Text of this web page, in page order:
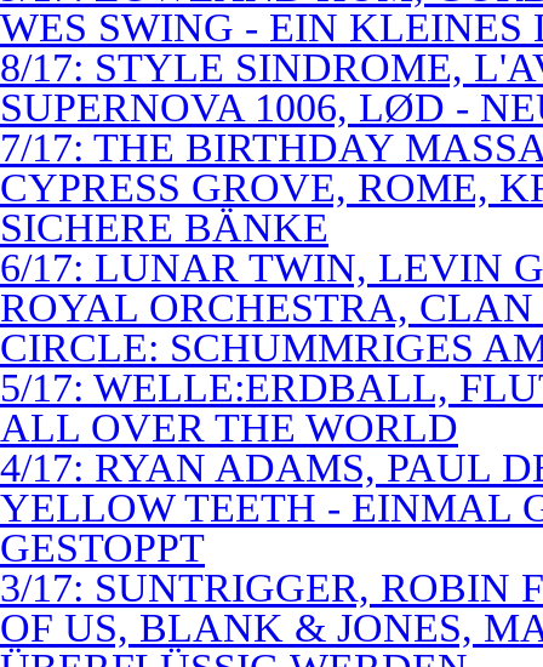
WES SWING - EIN KLEINES
8/17: STYLE SINDROME,
SUPERNOVA 1006, LØD -
7/17: THE BIRTHDAY
CYPRESS GROVE, ROME,
SICHERE BÄNKE
6/17: LUNAR TWIN, LEVIN
ROYAL ORCHESTRA,
CIRCLE: SCHUMMRIGES
5/17: WELLE:ERDBALL,
ALL OVER THE WORLD
4/17: RYAN ADAMS, PAUL
YELLOW TEETH - EINMAL
GESTOPPT
3/17: SUNTRIGGER, ROBIN
OF US, BLANK & JONES,